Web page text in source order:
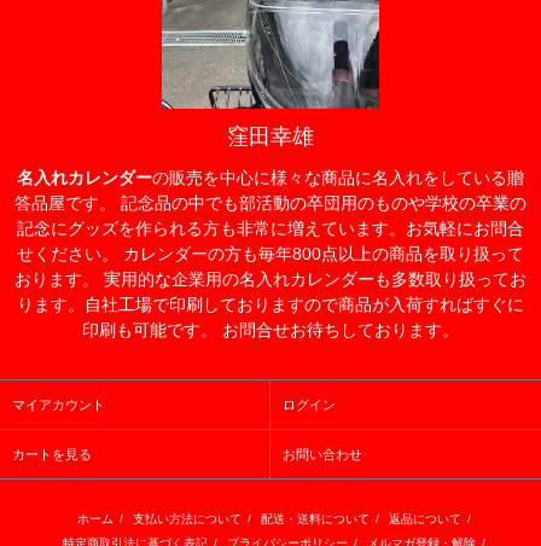
窪田幸雄
名入れカレンダーの販売を中心に様々な商品に名入れをしている贈
答品屋です。 記念品の中でも部活動の卒団用のものや学校の卒業の
記念にグッズを作られる方も非常に増えています。お気軽にお問合
せください。 カレンダーの方も毎年800点以上の商品を取り扱って
おります。 実用的な企業用の名入れカレンダーも多数取り扱ってお
ります。自社工場で印刷しておりますので商品が入荷すればすぐに
印刷も可能です。 お問合せお待ちしております。
マイアカウント ログイン
カートを見る お問い合わせ
ホーム / 支払い方法について / 配送・送料について / 返品について /
特定商取引法に基づく表記 / プライバシーポリシー / メルマガ登録・解除 /